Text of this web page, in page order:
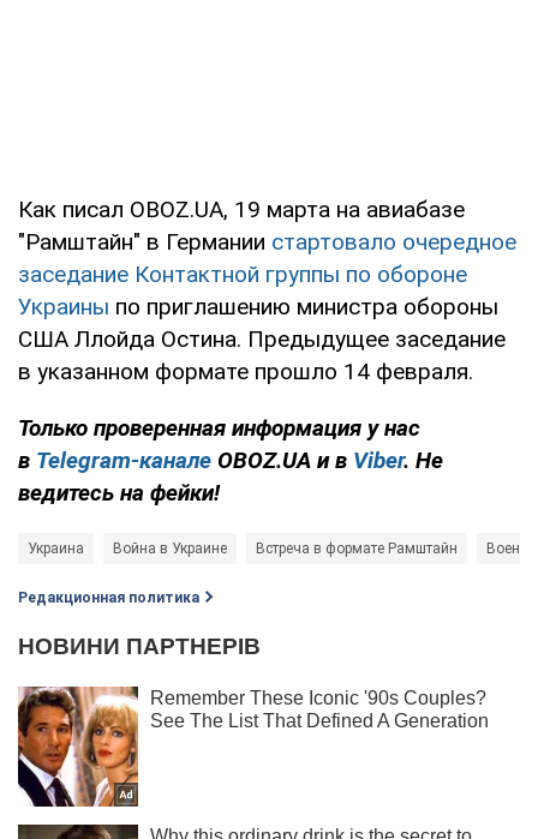
Как писал OBOZ.UA, 19 марта на авиабазе
"Рамштайн" в Германии стартовало очередное
заседание Контактной группы по обороне
Украины по приглашению министра обороны
США Ллойда Остина. Предыдущее заседание
в указанном формате прошло 14 февраля.
Только проверенная информация у нас
в Telegram-канале OBOZ.UA и в Viber. Не
ведитесь на фейки!
Украина Война в Украине Встреча в формате Рамштайн
Редакционная политика